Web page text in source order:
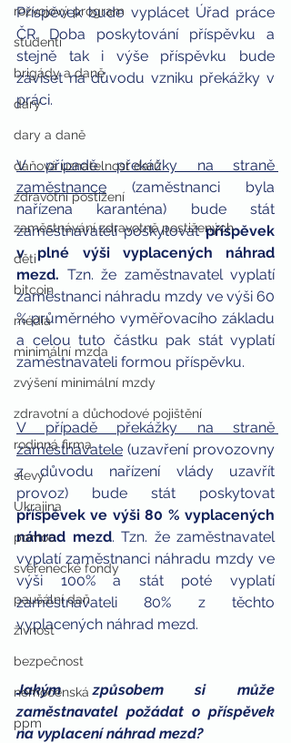
rozvojový program
studenti
brigády a daně
dary
dary a daně
daňová uznatelnost darů
zdravotní postižení
zaměstnávání zdravotně postižených
děti
bitcoin
média
minimální mzda
zvýšení minimální mzdy
zdravotní a důchodové pojištění
rodinná firma
slevy
Ukrajina
pomoc
svěřenecké fondy
paušální daň
živnost
bezpečnost
nemocenská
ppm
Příspěvek bude vyplácet Úřad práce
ČR. Doba poskytování příspěvku a
stejně tak i výše příspěvku bude
záviset na důvodu vzniku překážky v
práci.
V případě překážky na straně
zaměstnance (zaměstnanci byla
nařízena karanténa) bude stát
zaměstnavateli poskytovat příspěvek
v plné výši vyplacených náhrad
mezd. Tzn. že zaměstnavatel vyplatí
zaměstnanci náhradu mzdy ve výši 60
% průměrného vyměřovacího základu
a celou tuto částku pak stát vyplatí
zaměstnavateli formou příspěvku.
V případě překážky na straně
zaměstnavatele (uzavření provozovny
z důvodu nařízení vlády uzavřít
příspěvek ve výši 80 % vyplacených
náhrad mezd. Tzn. že zaměstnavatel
vyplatí zaměstnanci náhradu mzdy ve
výši 100% a stát poté vyplatí
zaměstnavateli 80% z těchto
vyplacených náhrad mezd.
Jakým způsobem si může
zaměstnavatel požádat o příspěvek
na vyplacení náhrad mezd?